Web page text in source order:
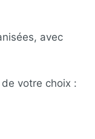
avec
votre choix :